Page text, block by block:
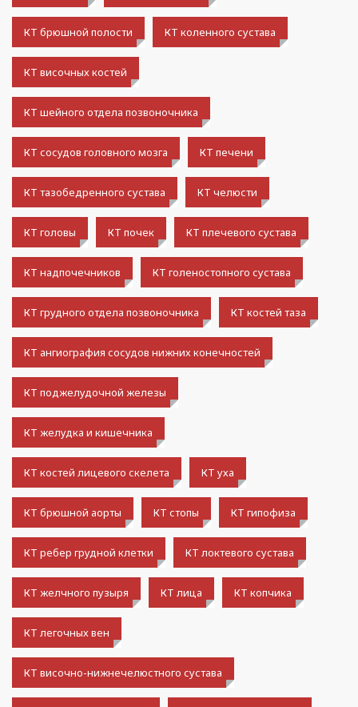
КТ брюшной полости КТ коленного сустава
КТ височных костей
КТ шейного отдела позвоночника
КТ сосудов головного мозга КТ печени
КТ тазобедренного сустава КТ челюсти
КТ головы КТ почек КТ плечевого сустава
КТ надпочечников КТ голеностопного сустава
КТ грудного отдела позвоночника КТ костей таза
КТ ангиография сосудов нижних конечностей
КТ поджелудочной железы
КТ желудка и кишечника
КТ костей лицевого скелета КТ уха
КТ брюшной аорты КТ стопы КТ гипофиза
КТ ребер грудной клетки КТ локтевого сустава
КТ желчного пузыря КТ лица КТ копчика
КТ легочных вен
КТ височно-нижнечелюстного сустава